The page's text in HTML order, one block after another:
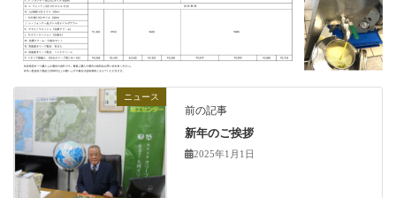
ニュース
前の記事
新年のご挨拶
2025年1月1日